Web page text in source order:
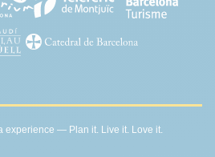
experience — Plan it. Live it. Love it.